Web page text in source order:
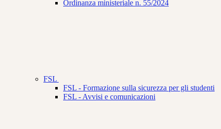
Ordinanza ministeriale n. 55/2024
FSL
FSL - Formazione sulla sicurezza per gli studenti
FSL - Avvisi e comunicazioni